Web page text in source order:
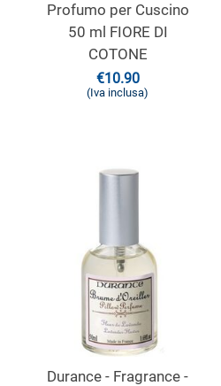
Profumo per Cuscino
50 ml FIORE DI
COTONE
€10.90
(Iva inclusa)
Durance - Fragrance -